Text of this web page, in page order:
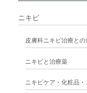
ニキビ
皮膚科ニキビ治療との
ニキビと治療薬
ニキビケア・化粧品・